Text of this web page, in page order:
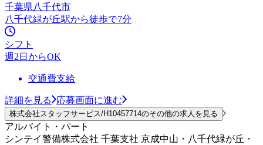
千葉県八千代市
八千代緑が丘駅から徒歩で7分
シフト
週2日からOK
交通費支給
詳細を見る 応募画面に進む
株式会社スタッフサービス/H10457714のその他の求人を見る
アルバイト・パート
シンテイ警備株式会社 千葉支社 京成中山・八千代緑が丘・